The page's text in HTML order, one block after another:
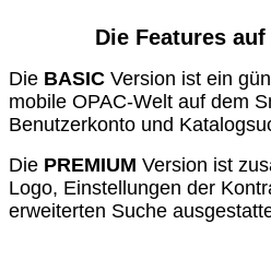
Die Features
Die BASIC Version ist ein
mobile OPAC-Welt auf dem
Benutzerkonto und
Die PREMIUM Version ist
Logo, Einstellungen der
erweiterten Suche